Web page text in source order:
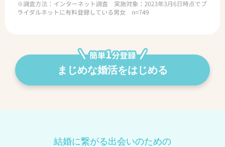
まじめな婚活をはじめる
結婚に繋がる出会いのための